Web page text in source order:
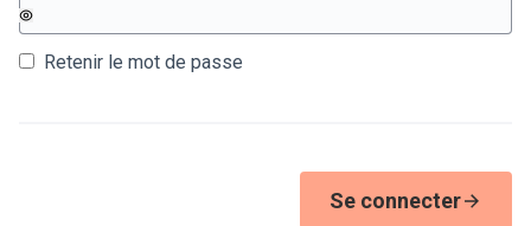
Retenir le mot de passe
Se connecter